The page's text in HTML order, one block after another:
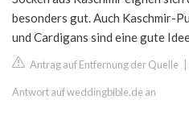
besonders gut. Auch Kaschmir-
und Cardigans sind eine gute
Antrag auf Entfernung der Quelle
Antwort auf weddingbible.de an